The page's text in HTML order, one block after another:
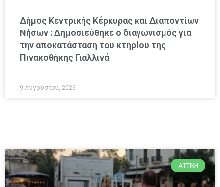
Δήμος Κεντρικής Κέρκυρας και Διαποντίων
Νήσων : Δημοσιεύθηκε ο διαγωνισμός για
την αποκατάσταση του κτηρίου της
Πινακοθήκης Γιαλλινά
9 Αυγούστου, 2026
ΑΤΤΙΚΉ